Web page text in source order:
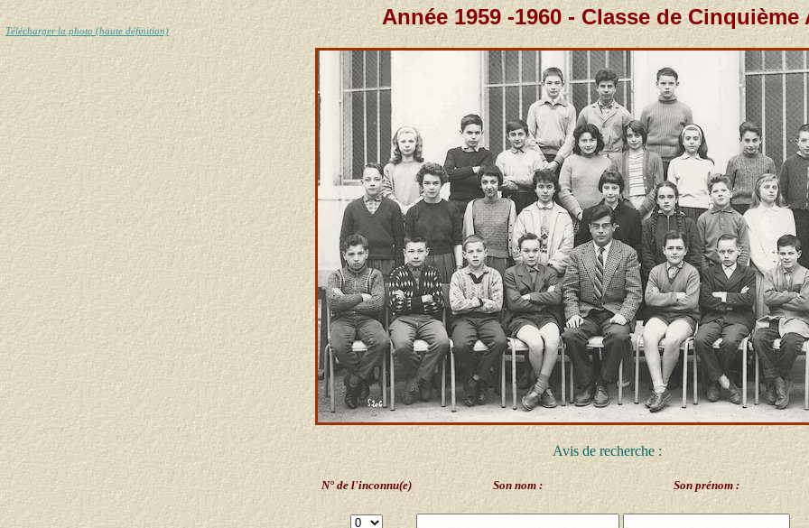
Télécharger la photo (haute définition)
Année 1959 -1960 - Classe de Cinquième
Avis de recherche :
N° de l'inconnu(e) Son nom : Son prénom :